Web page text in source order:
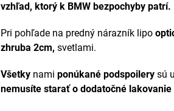
vzhľad, ktorý k BMW bezpochyby patrí.
Pri pohľade na predný nárazník lipo
zhruba 2cm, svetlami.
Všetky nami ponúkané podspoilery sú
nemusíte starať o dodatočné lakovanie